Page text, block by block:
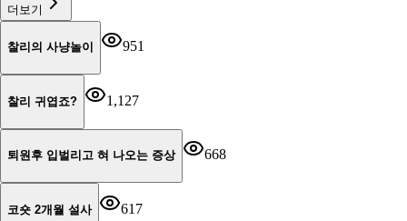
더보기
찰리의 사냥놀이 951
찰리 귀엽죠? 1,127
퇴원후 입벌리고 혀 나오는 증상 668
코숏 2개월 설사 617